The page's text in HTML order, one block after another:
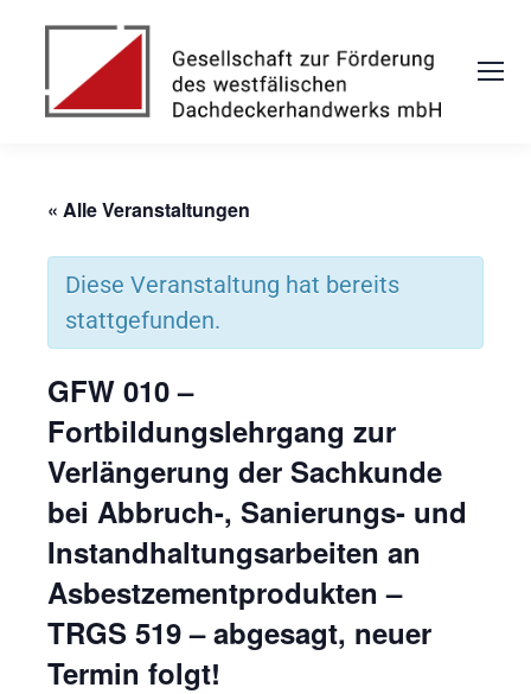
« Alle Veranstaltungen
Diese Veranstaltung hat bereits
stattgefunden.
GFW 010 –
Fortbildungslehrgang zur
Verlängerung der Sachkunde
bei Abbruch-, Sanierungs- und
Instandhaltungsarbeiten an
Asbestzementprodukten –
TRGS 519 – abgesagt, neuer
Termin folgt!